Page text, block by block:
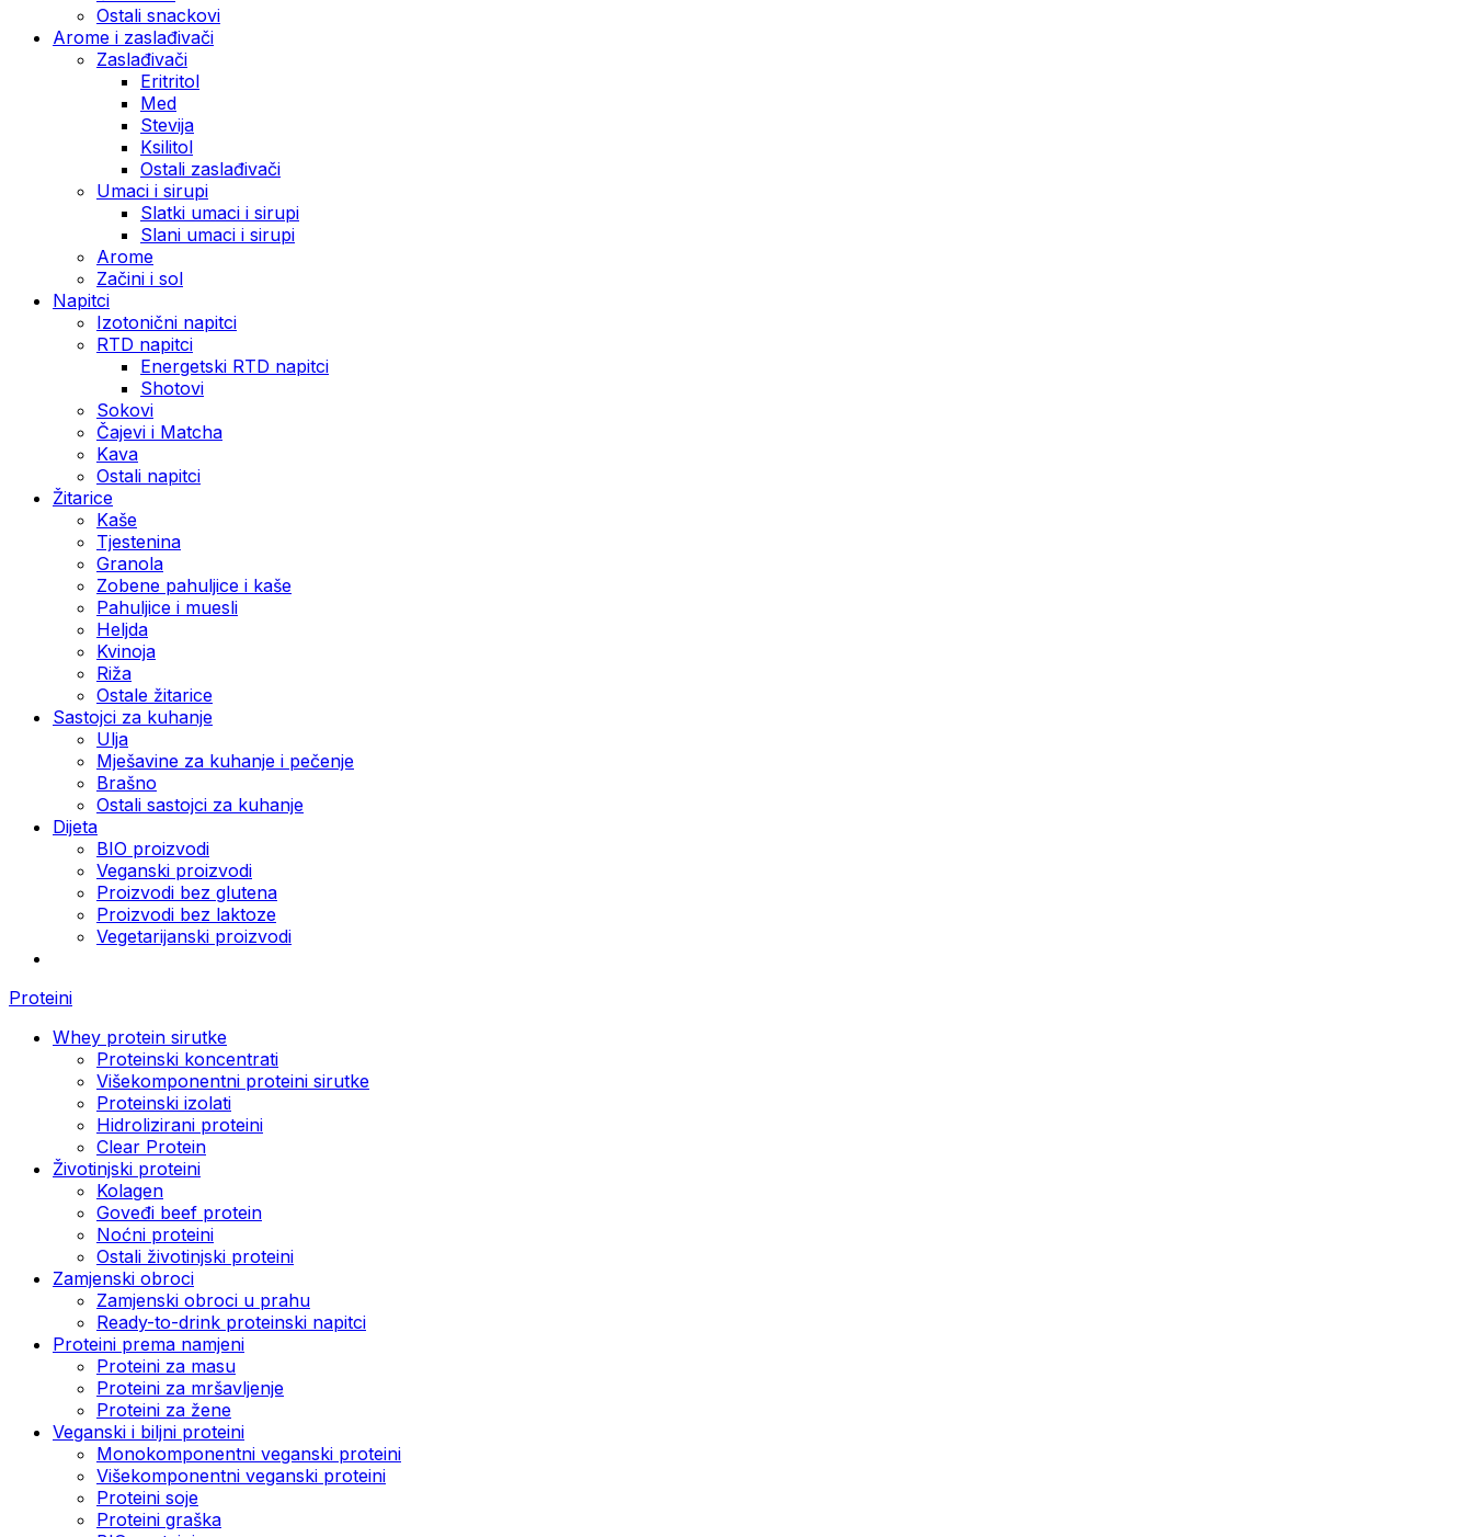
Ostali snackovi
Arome i zaslađivači
Zaslađivači
Eritritol
Med
Stevija
Ksilitol
Ostali zaslađivači
Umaci i sirupi
Slatki umaci i sirupi
Slani umaci i sirupi
Arome
Začini i sol
Napitci
Izotonični napitci
RTD napitci
Energetski RTD napitci
Shotovi
Sokovi
Čajevi i Matcha
Kava
Ostali napitci
Žitarice
Kaše
Tjestenina
Granola
Zobene pahuljice i kaše
Pahuljice i muesli
Heljda
Kvinoja
Riža
Ostale žitarice
Sastojci za kuhanje
Ulja
Mješavine za kuhanje i pečenje
Brašno
Ostali sastojci za kuhanje
Dijeta
BIO proizvodi
Veganski proizvodi
Proizvodi bez glutena
Proizvodi bez laktoze
Vegetarijanski proizvodi
Proteini
Whey protein sirutke
Proteinski koncentrati
Višekomponentni proteini sirutke
Proteinski izolati
Hidrolizirani proteini
Clear Protein
Životinjski proteini
Kolagen
Goveđi beef protein
Noćni proteini
Ostali životinjski proteini
Zamjenski obroci
Zamjenski obroci u prahu
Ready-to-drink proteinski napitci
Proteini prema namjeni
Proteini za masu
Proteini za mršavljenje
Proteini za žene
Veganski i biljni proteini
Monokomponentni veganski proteini
Višekomponentni veganski proteini
Proteini soje
Proteini graška